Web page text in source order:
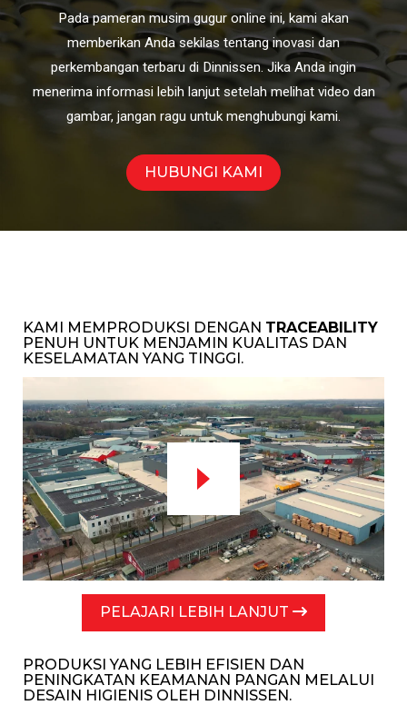
Pada pameran musim gugur online ini, kami akan
memberikan Anda sekilas tentang inovasi dan
perkembangan terbaru di Dinnissen. Jika Anda ingin
menerima informasi lebih lanjut setelah melihat video dan
gambar, jangan ragu untuk menghubungi kami.
HUBUNGI KAMI
KAMI MEMPRODUKSI DENGAN TRACEABILITY
PENUH UNTUK MENJAMIN KUALITAS DAN
KESELAMATAN YANG TINGGI.
PELAJARI LEBIH LANJUT
PRODUKSI YANG LEBIH EFISIEN DAN
PENINGKATAN KEAMANAN PANGAN MELALUI
DESAIN HIGIENIS OLEH DINNISSEN.